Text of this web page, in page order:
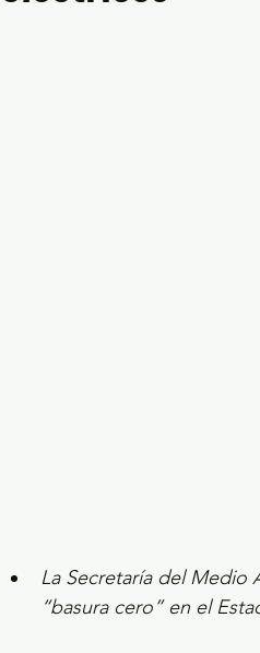
La Secretaría del Medio
“basura cero” en el